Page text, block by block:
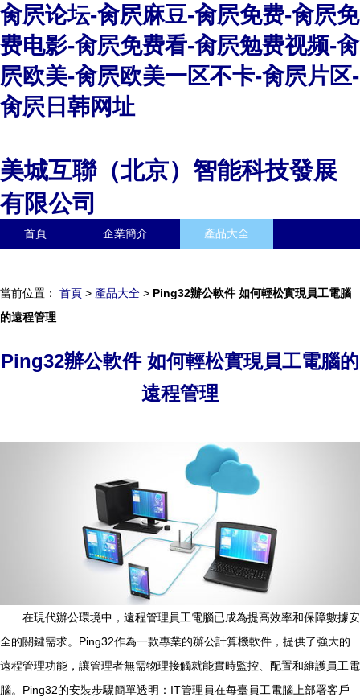
肏屄论坛-肏屄麻豆-肏屄免费-肏屄免
费电影-肏屄免费看-肏屄勉费视频-肏
屄欧美-肏屄欧美一区不卡-肏屄片区-
肏屄日韩网址
美城互聯（北京）智能科技發展
有限公司
首頁 企業簡介 產品大全
當前位置： 首頁 > 產品大全 > Ping32辦公軟件 如何輕松實現員工電腦
的遠程管理
Ping32辦公軟件 如何輕松實現員工電腦的
遠程管理
在現代辦公環境中，遠程管理員工電腦已成為提高效率和保障數據安
全的關鍵需求。Ping32作為一款專業的辦公計算機軟件，提供了強大的
遠程管理功能，讓管理者無需物理接觸就能實時監控、配置和維護員工電
腦。Ping32的安裝步驟簡單透明：IT管理員在每臺員工電腦上部署客戶